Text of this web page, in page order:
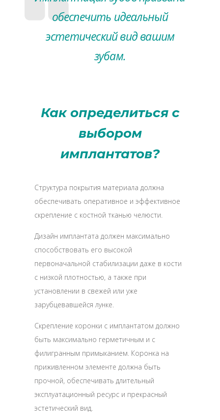
обеспечить идеальный
эстетический вид вашим
зубам.
Как определиться с
выбором
имплантатов?
Структура покрытия материала должна
обеспечивать оперативное и эффективное
скрепление с костной тканью челюсти.
Дизайн имплантата должен максимально
способствовать его высокой
первоначальной стабилизации даже в кости
с низкой плотностью, а также при
установлении в свежей или уже
зарубцевавшейся лунке.
Скрепление коронки с имплантатом должно
быть максимально герметичным и с
филигранным примыканием. Коронка на
приживленном элементе должна быть
прочной, обеспечивать длительный
эксплуатационный ресурс и прекрасный
эстетический вид.